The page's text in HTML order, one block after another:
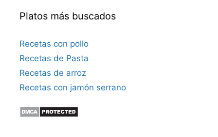
Platos más buscados
Recetas con pollo
Recetas de Pasta
Recetas de arroz
Recetas con jamón serrano